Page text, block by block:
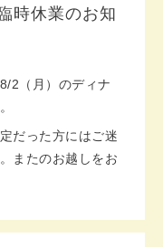
時休業のお知
2（月）のディナ
だった方にはご迷
またのお越しをお